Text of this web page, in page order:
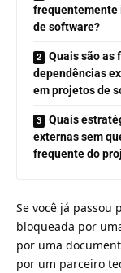
frequentemente
de software?
Quais são as
dependências
em projetos de
Quais
externas sem
frequente do
Se você já passou
bloqueada por
por uma
por um parceiro